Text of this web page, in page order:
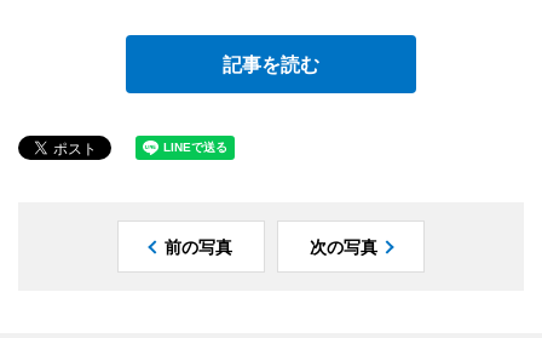
記事を読む
前の写真 次の写真